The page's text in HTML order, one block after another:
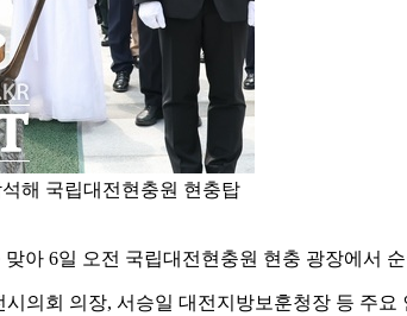
해 국립대전현충원 현충탑
아 6일 오전 국립대전현충원 현충 광장에서
의회 의장, 서승일 대전지방보훈청장 등 주